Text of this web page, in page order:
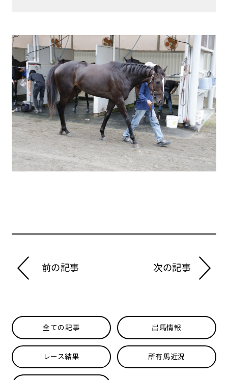
前の記事 次の記事
全ての記事 出馬情報
レース結果 所有馬近況